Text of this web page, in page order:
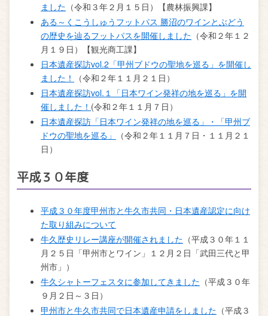
ました （令和３年２月１５日）【農林振興課】
ある～くこうしゅうフットパス 勝沼のワインとぶどう
の歴史を辿るフットパスを開催しました （令和２年１２
月１９日）【観光商工課】
日本遺産探訪vol.2「甲州ブドウの聖地を巡る」を開催し
ました！
（令和２年１１月２１日）
日本遺産探訪vol.１「日本ワイン発祥の地を巡る」を開
催しました！ (令和２年１１月７日）
日本遺産探訪「日本ワイン発祥の地を巡る」・「甲州ブ
ドウの聖地を巡る」
（令和２年１１月７日・１１月２１
日）
平成３０年度
平成３０年度甲州市と牛久市共同・日本遺産認定に向け
た取り組みについて
牛久歴史リレー講座が開催されました （平成３０年１１
月２５日「甲州市とワイン」１２月２日「武田三代と甲
州市」）
牛久シャトーフェスタに参加してきました （平成３０年
９月２日～３日）
甲州市と牛久市共同で日本遺産申請をしました （平成３